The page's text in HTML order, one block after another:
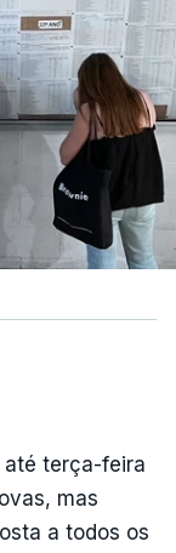
até terça-feira
mas
a todos os